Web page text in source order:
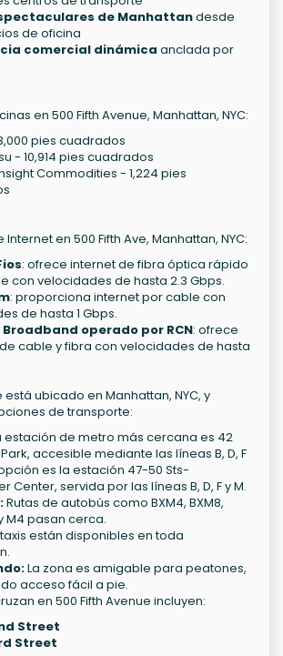
de Manhattandesde
de oficina
comercial dinámica anclada por
en 500 Fifth Avenue, Manhattan, NYC:
pies cuadrados
- 10,914 pies cuadrados
Commodities - 1,224 pies
en 500 Fifth Ave, Manhattan, NYC:
: ofrece internet de fibra óptica rápido
con velocidades de hasta 2.3 Gbps.
: proporciona internet por cable con
de hasta 1 Gbps.
operado por RCN: ofrece
cable y fibra con velocidades de hasta
está ubicado en Manhattan, NYC, y
de transporte:
estación de metro más cercana es 42
accesible mediante las líneas B, D, F
es la estación 47-50 Sts-
Center, servida por las líneas B, D, F y M.
Rutas de autobús como BXM4, BXM8,
M4 pasan cerca.
están disponibles en toda
La zona es amigable para peatones,
acceso fácil a pie.
en 500 Fifth Avenue incluyen:
Street
Street